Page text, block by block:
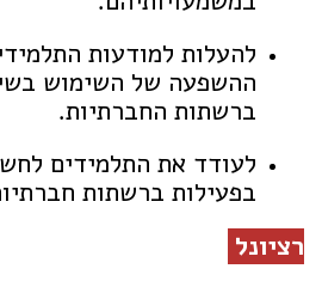
להעלות למודעות
ההשפעה של השימוש
ברשתות החברתיות.
לעודד את התלמידים
בפעילות ברשתות
רציונל